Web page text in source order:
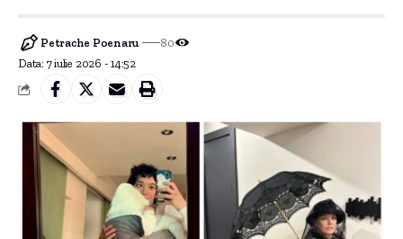
Data: 7 iulie 2026 - 14:52
Petrache Poenaru 80